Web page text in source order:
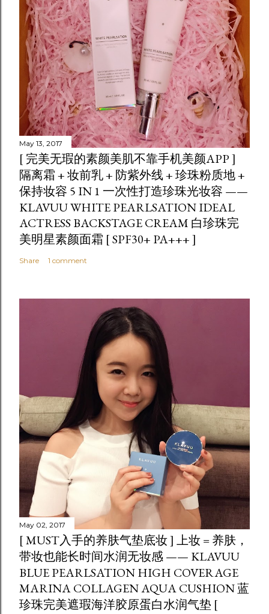
May 13, 2017
[ 完美无瑕的素颜美肌不靠手机美颜APP ]
隔离霜 + 妆前乳 + 防紫外线 + 珍珠粉质地 +
保持妆容 5 IN 1 一次性打造珍珠光妆容 ——
KLAVUU WHITE PEARLSATION IDEAL
ACTRESS BACKSTAGE CREAM 白珍珠完
美明星素颜面霜 [ SPF30+ PA+++ ]
Share 1 comment
May 02, 2017
[ MUST入手的养肤气垫底妆 ] 上妆 = 养肤，
带妆也能长时间水润无妆感 —— KLAVUU
BLUE PEARLSATION HIGH COVERAGE
MARINA COLLAGEN AQUA CUSHION 蓝
珍珠完美遮瑕海洋胶原蛋白水润气垫 [